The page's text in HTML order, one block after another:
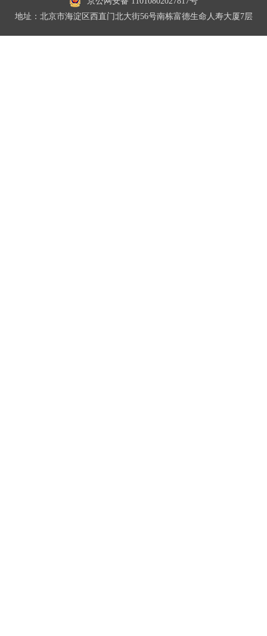
地址：北京市海淀区西直门北大街56号南栋富德生命人寿大厦7层